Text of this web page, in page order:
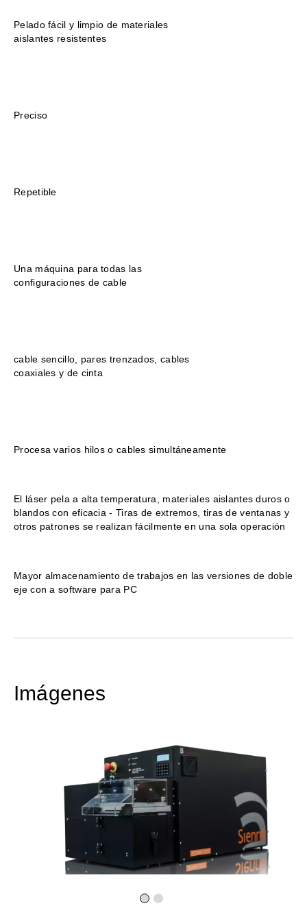
Pelado fácil y limpio de materiales
aislantes resistentes
Preciso
Repetible
Una máquina para todas las
configuraciones de cable
cable sencillo, pares trenzados, cables
coaxiales y de cinta
Procesa varios hilos o cables simultáneamente
El láser pela a alta temperatura, materiales aislantes duros o
blandos con eficacia - Tiras de extremos, tiras de ventanas y
otros patrones se realizan fácilmente en una sola operación
Mayor almacenamiento de trabajos en las versiones de doble
eje con a software para PC
Imágenes